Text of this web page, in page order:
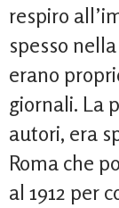
respiro
spesso
erano
giornali. La
autori, era
Roma che
al 1912 per